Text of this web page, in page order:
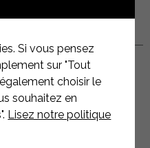
aus Kraft
verfügt über ein
Si vous pensez
sur "Tout
choisir le
souhaitez en
Lisez notre politique